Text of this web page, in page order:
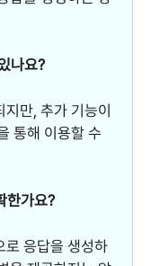
나요?
만, 추가 기능이
통해 이용할 수
한가요?
로 응답을 생성하